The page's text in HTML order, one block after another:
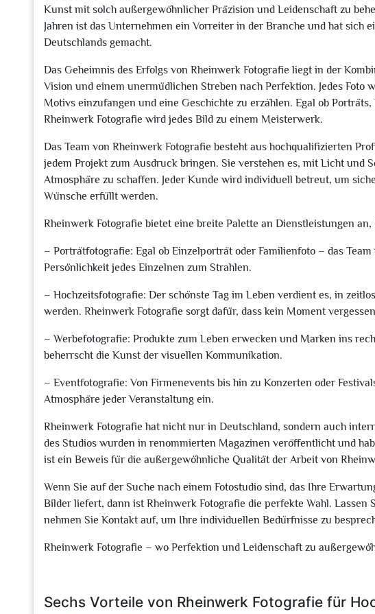
Kunst mit solch außergewöhnlicher Präzision und Leidenschaft zu
Jahren ist das Unternehmen ein Vorreiter in der Branche und hat sich
Deutschlands gemacht.
Das Geheimnis des Erfolgs von Rheinwerk Fotografie liegt in der
Vision und einem unermüdlichen Streben nach Perfektion. Jedes Foto
Motivs einzufangen und eine Geschichte zu erzählen. Egal ob
Rheinwerk Fotografie wird jedes Bild zu einem Meisterwerk.
Das Team von Rheinwerk Fotografie besteht aus hochqualifizierten
jedem Projekt zum Ausdruck bringen. Sie verstehen es, mit Licht und
Atmosphäre zu schaffen. Jeder Kunde wird individuell betreut, um
Wünsche erfüllt werden.
Rheinwerk Fotografie bietet eine breite Palette an Dienstleistungen an,
– Porträtfotografie: Egal ob Einzelporträt oder Familienfoto – das
Persönlichkeit jedes Einzelnen zum Strahlen.
– Hochzeitsfotografie: Der schönste Tag im Leben verdient es, in
werden. Rheinwerk Fotografie sorgt dafür, dass kein Moment
– Werbefotografie: Produkte zum Leben erwecken und Marken ins
beherrscht die Kunst der visuellen Kommunikation.
– Eventfotografie: Von Firmenevents bis hin zu Konzerten oder
Atmosphäre jeder Veranstaltung ein.
Rheinwerk Fotografie hat nicht nur in Deutschland, sondern auch
des Studios wurden in renommierten Magazinen veröffentlicht und
ist ein Beweis für die außergewöhnliche Qualität der Arbeit von
Wenn Sie auf der Suche nach einem Fotostudio sind, das Ihre
Bilder liefert, dann ist Rheinwerk Fotografie die perfekte Wahl.
nehmen Sie Kontakt auf, um Ihre individuellen Bedürfnisse zu
Rheinwerk Fotografie – wo Perfektion und Leidenschaft zu
Sechs Vorteile von Rheinwerk Fotografie für